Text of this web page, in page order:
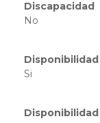
Discapacidad
No
Si